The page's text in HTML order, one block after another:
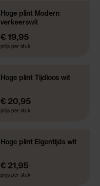
Hoge plint Modern
verkeerswit
€ 19,95
prijs per stuk
Hoge plint Tijdloos wit
€ 20,95
prijs per stuk
Hoge plint Eigentijds wit
€ 21,95
prijs per stuk